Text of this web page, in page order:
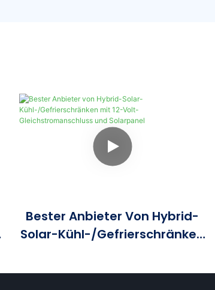
Bester Anbieter Von Hybrid-
Solar-Kühl-/Gefrierschränken
Gleichstromanschluss Und